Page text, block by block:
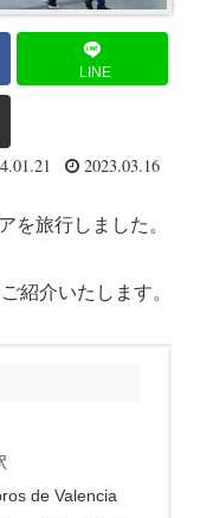
LINE
2023.03.16
を旅行しました。
紹介いたします。
de Valencia